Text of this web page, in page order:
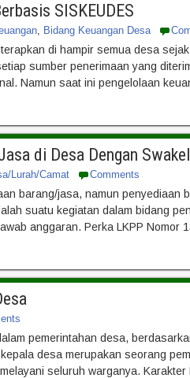
SISKEUDES
, Bidang Keuangan Desa
di hampir semua desa
sumber penerimaan yang
Namun saat ini pengelolaan
di Desa Dengan
Lurah/Camat Comments
barang/jasa, namun
suatu kegiatan dalam bidang
anggaran. Perka LKPP
pemerintahan desa,
desa merupakan seorang
seluruh warganya.